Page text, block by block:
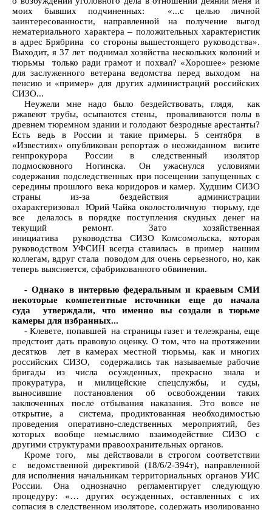
моих бывших подчиненных: «...с целью личной
заинтересованности, направленной на получение выгод
нематериального характера – положительных характеристик
в адрес Брябрина со стороны вышестоящего руководства».
Выходит, я 37 лет поднимал хозяйства нескольких колоний и
тюрьмы только ради грамот и похвал? «Хорошее» резюме
для заслуженного ветерана ведомства перед выходом на
пенсию и «пример» для других администраций российских
СИЗО...
Неужели мне надо было бездействовать, глядя, как
ржавеют трубы, осыпаются стены, проваливаются полы в
древнем тюремном здании и голодают безродные арестанты?
Есть ведь в России и такие примеры. 5 сентября в
«Известиях» опубликован репортаж о неожиданном визите
генпрокурора России в следственный изолятор
подмосковного Ногинска. Он ужаснулся условиями
содержания подследственных при посещении запущенных с
середины прошлого века коридоров и камер. Худшим СИЗО
страны из-за бездействия администрации
охарактеризовал Юрий Чайка околостоличную тюрьму, где
все делалось в порядке поступления скудных денег на
текущий ремонт. Зато хозяйственная
инициатива руководства СИЗО Комсомольска, которая
руководством УФСИН всегда ставилась в пример нашим
коллегам, вдруг стала поводом для очень серьезного, но, как
теперь выясняется, сфабрикованного обвинения.
- Однако в интервью федеральным и краевым СМИ
некоторые компетентные источники еще до начала
суда утверждали, что именно вы создали в тюрьме
камеры для избранных...
- Клевете, попавшей на страницы газет и телеэкраны, еще
предстоит дать правовую оценку. О том, что на протяжении
десятков лет в камерах местной тюрьмы, как и многих
российских СИЗО, содержались так называемые рабочие
бригады из числа осужденных, прекрасно знала и
прокуратура, и милицейские спецслужбы, и суды,
выносившие постановления об освобождении таких
заключенных после отбывания наказания. Это вовсе не
открытие, а система, продиктованная необходимостью
проведения оперативно-следственных мероприятий, без
которых вообще немыслимо взаимодействие СИЗО с
другими структурами правоохранительных органов.
Кроме того, мы действовали в строгом соответствии
с ведомственной директивой (18/6/2-394т), направленной
для исполнения начальникам территориальных органов УИС
России. Она однозначно регламентирует следующую
процедуру: «… других осужденных, оставленных с их
согласия в следственном изоляторе, содержать изолированно